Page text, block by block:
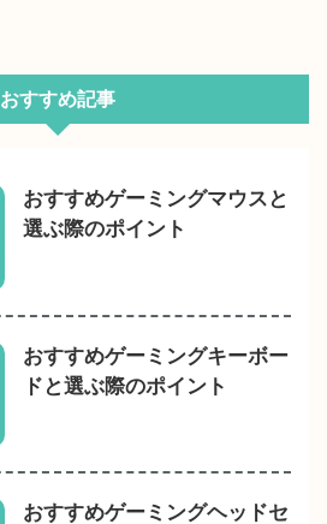
おすすめ記事
おすすめゲーミングマウスと
選ぶ際のポイント
おすすめゲーミングキーボー
ドと選ぶ際のポイント
おすすめゲーミングヘッドセ